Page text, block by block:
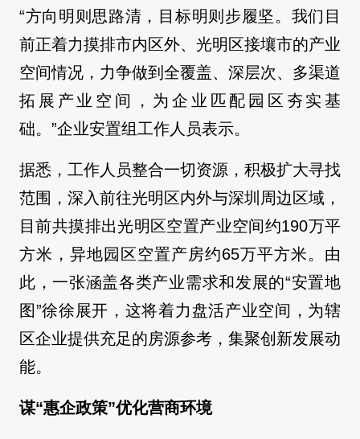
“方向明则思路清，目标明则步履坚。我们目
前正着力摸排市内区外、光明区接壤市的产业
空间情况，力争做到全覆盖、深层次、多渠道
拓展产业空间，为企业匹配园区夯实基
础。”企业安置组工作人员表示。
据悉，工作人员整合一切资源，积极扩大寻找
范围，深入前往光明区内外与深圳周边区域，
目前共摸排出光明区空置产业空间约190万平
方米，异地园区空置产房约65万平方米。由
此，一张涵盖各类产业需求和发展的“安置地
图”徐徐展开，这将着力盘活产业空间，为辖
区企业提供充足的房源参考，集聚创新发展动
能。
谋“惠企政策”优化营商环境